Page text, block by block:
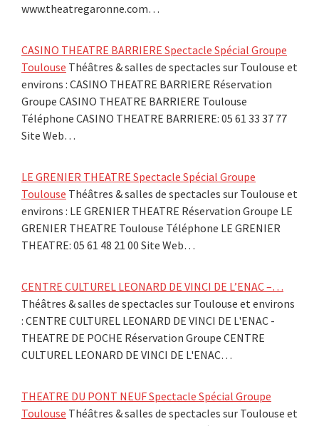
www.theatregaronne.com…
CASINO THEATRE BARRIERE Spectacle Spécial Groupe
Toulouse Théâtres & salles de spectacles sur Toulouse et
environs : CASINO THEATRE BARRIERE Réservation
Groupe CASINO THEATRE BARRIERE Toulouse
Téléphone CASINO THEATRE BARRIERE: 05 61 33 37 77
Site Web…
LE GRENIER THEATRE Spectacle Spécial Groupe
Toulouse Théâtres & salles de spectacles sur Toulouse et
environs : LE GRENIER THEATRE Réservation Groupe LE
GRENIER THEATRE Toulouse Téléphone LE GRENIER
THEATRE: 05 61 48 21 00 Site Web…
CENTRE CULTUREL LEONARD DE VINCI DE L’ENAC –…
Théâtres & salles de spectacles sur Toulouse et environs
: CENTRE CULTUREL LEONARD DE VINCI DE L'ENAC -
THEATRE DE POCHE Réservation Groupe CENTRE
CULTUREL LEONARD DE VINCI DE L'ENAC…
THEATRE DU PONT NEUF Spectacle Spécial Groupe
Toulouse Théâtres & salles de spectacles sur Toulouse et